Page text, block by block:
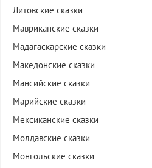
Литовские сказки
Мавриканские сказки
Мадагаскарские сказки
Македонские сказки
Мансийские сказки
Марийские сказки
Мексиканские сказки
Молдавские сказки
Монгольские сказки